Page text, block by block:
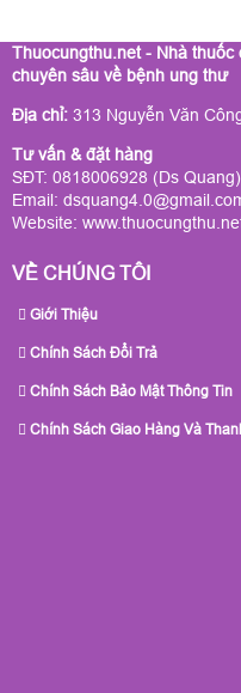
Thuocungthu.net - Nhà
chuyên sâu về bệnh ung thư
Địa chỉ: 313 Nguyễn Văn
Tư vấn & đặt hàng
SĐT: 0818006928 (Ds Quang)
Email:
Website:
VỀ CHÚNG TÔI
Giới Thiệu
Chính Sách Đổi Trả
Chính Sách Bảo Mật Thông Tin
Chính Sách Giao Hàng Và